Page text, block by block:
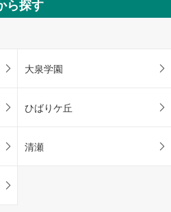
ら探す
大泉学園
ひばりケ丘
清瀬